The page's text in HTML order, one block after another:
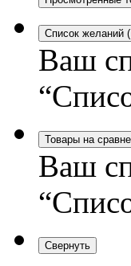
Список желаний (
Ваш
Товары на
Ваш
Свернуть